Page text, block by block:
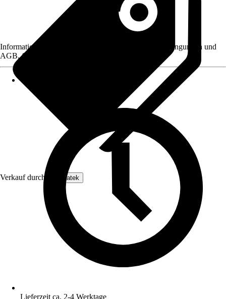
Verkauf durch: Enovatek
Informationen des Verkäufers, wie z. B. Rückgabebedingungen und
AGB, finden Sie bei Klick auf den Verkäufernamen.
Lieferzeit ca. 2-4 Werktage